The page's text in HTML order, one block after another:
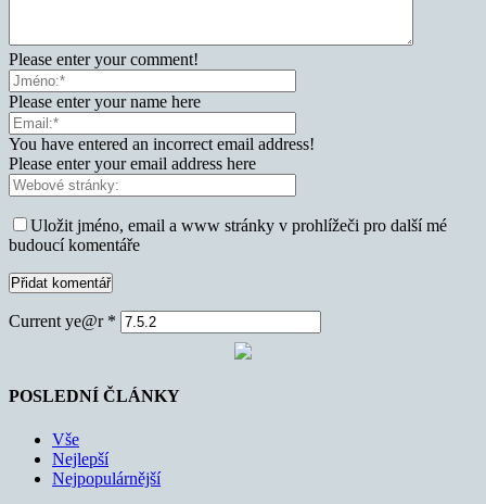
Please enter your comment!
Please enter your name here
You have entered an incorrect email address!
Please enter your email address here
Uložit jméno, email a www stránky v prohlížeči pro další mé
budoucí komentáře
Current ye@r *
POSLEDNÍ ČLÁNKY
Vše
Nejlepší
Nejpopulárnější